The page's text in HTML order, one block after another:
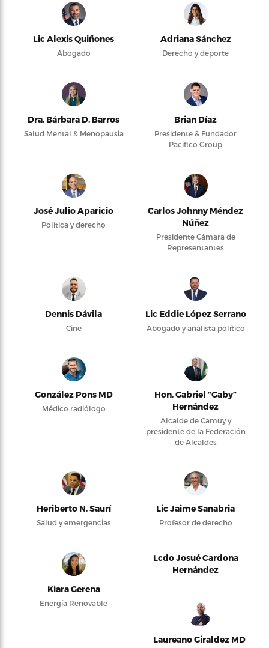
Lic Alexis Quiñones
Abogado
Adriana Sánchez
Derecho y deporte
Dra. Bárbara D. Barros
Salud Mental & Menopausia
Brian Díaz
Presidente & Fundador
Pacifico Group
José Julio Aparicio
Política y derecho
Carlos Johnny Méndez
Núñez
Presidente Cámara de
Representantes
Dennis Dávila
Cine
Lic Eddie López Serrano
Abogado y analista político
González Pons MD
Médico radiólogo
Hon. Gabriel “Gaby”
Hernández
Alcalde de Camuy y
presidente de la Federación
de Alcaldes
Heriberto N. Saurí
Salud y emergencias
Lic Jaime Sanabria
Profesor de derecho
Kiara Gerena
Energía Renovable
Lcdo Josué Cardona
Hernández
Laureano Giraldez MD